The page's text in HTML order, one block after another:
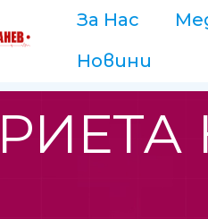
За Нас
Новини